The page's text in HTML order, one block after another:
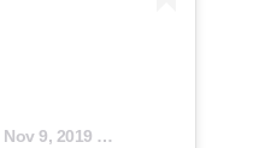
Nov 9, 2019 at 12:00pm PST